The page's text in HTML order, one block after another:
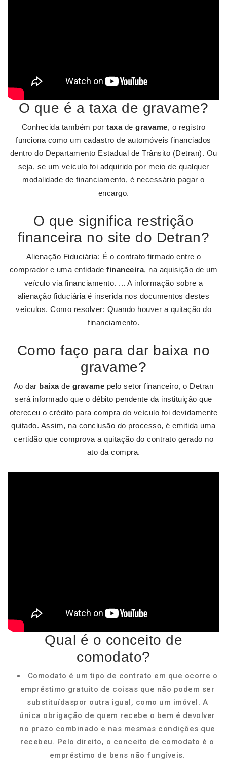
O que é a taxa de gravame?
Conhecida também por taxade gravame, o registro
funciona como um cadastro de automóveis financiados
dentro do Departamento Estadual de Trânsito (Detran). Ou
seja, se um veículo foi adquirido por meio de qualquer
modalidade de financiamento, é necessário pagar o
encargo.
O que significa restrição
financeira no site do Detran?
Alienação Fiduciária: É o contrato firmado entre o
comprador e uma entidadefinanceira, na aquisição de um
veículo via financiamento. ... A informação sobre a
alienação fiduciária é inserida nos documentos destes
veículos. Como resolver: Quando houver a quitação do
financiamento.
Como faço para dar baixa no
gravame?
Ao dar baixade gravame pelo setor financeiro, o Detran
será informado que o débito pendente da instituição que
ofereceu o crédito para compra do veículo foi devidamente
quitado. Assim, na conclusão do processo, é emitida uma
certidão que comprova a quitação do contrato gerado no
ato da compra.
Qual é o conceito de
comodato?
Comodato é um tipo de contrato em que ocorre o
empréstimo gratuito de coisas que não podem ser
substituídaspor outra igual, como um imóvel. A
única obrigação de quem recebe o bem é devolver
no prazo combinado e nas mesmas condições que
recebeu. Pelo direito, o conceito de comodato é o
empréstimo de bens não fungíveis.